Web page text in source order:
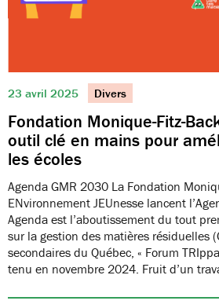
23 avril 2025 Divers
Fondation Monique-Fitz-
outil clé en mains pour
les écoles
Agenda GMR 2030 La Fondation
ENvironnement JEUnesse lancent
Agenda est l’aboutissement du tout
sur la gestion des matières résiduelles
secondaires du Québec, « Forum
tenu en novembre 2024. Fruit d’un